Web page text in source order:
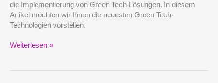
die Implementierung von Green Tech-Lösungen. In diesem
Artikel möchten wir Ihnen die neuesten Green Tech-
Technologien vorstellen,
Weiterlesen »